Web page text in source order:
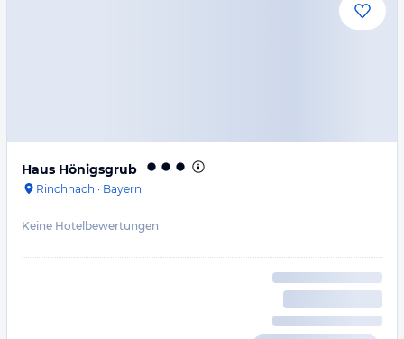
Haus Hönigsgrub
Rinchnach · Bayern
Keine Hotelbewertungen